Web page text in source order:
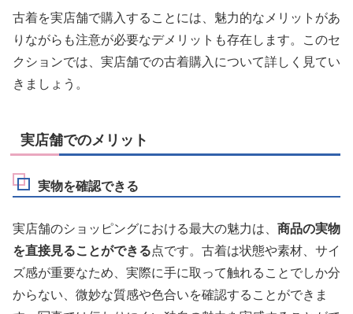
古着を実店舗で購入することには、魅力的なメリットがあ
りながらも注意が必要なデメリットも存在します。このセ
クションでは、実店舗での古着購入について詳しく見てい
きましょう。
実店舗でのメリット
実物を確認できる
実店舗のショッピングにおける最大の魅力は、 商品の実物
を直接見ることができる点です。古着は状態や素材、サイ
ズ感が重要なため、実際に手に取って触れることでしか分
からない、微妙な質感や色合いを確認することができま